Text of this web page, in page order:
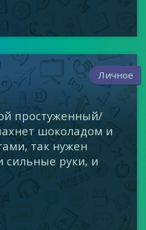
Личное
простуженный/
шоколадом и
так нужен
сильные руки, и